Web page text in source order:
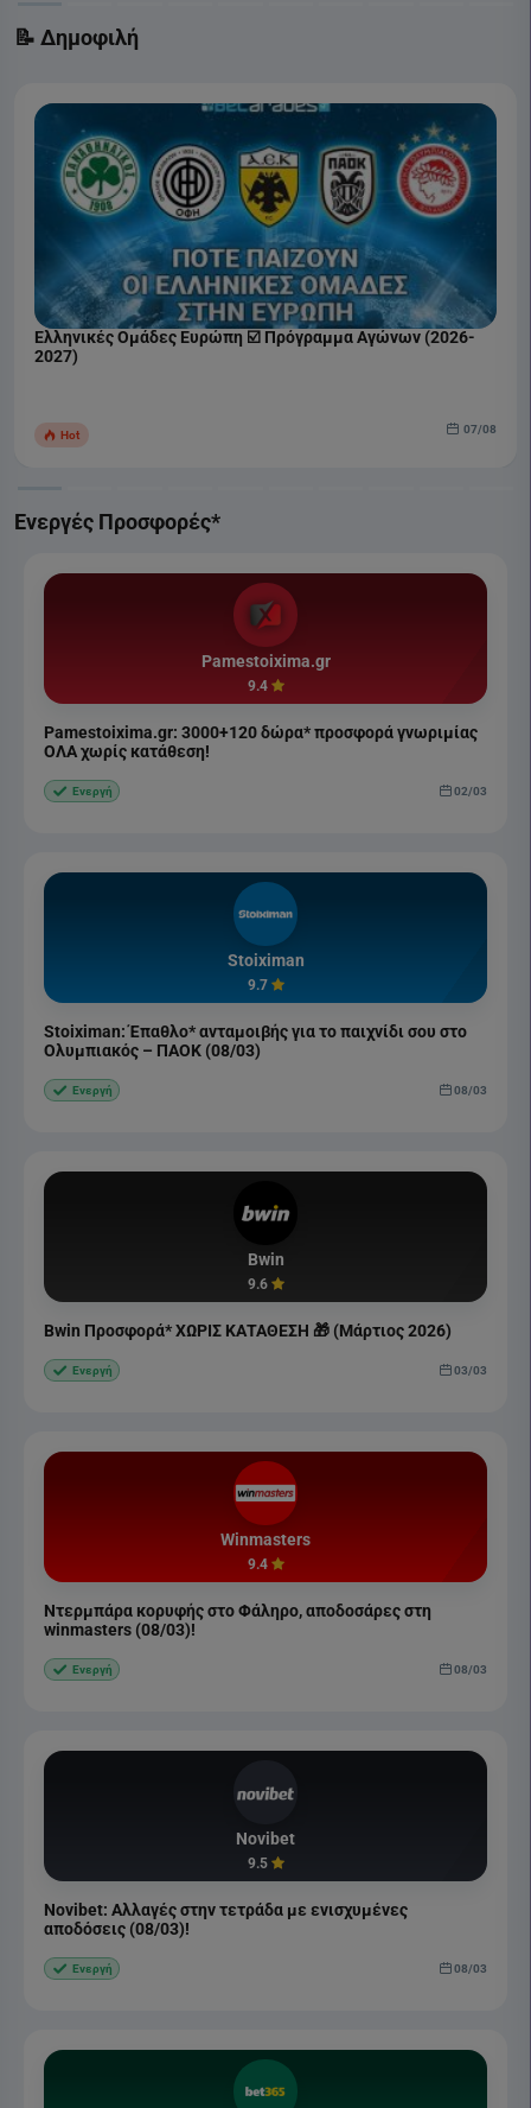
📝 Δημοφιλή
Ελληνικές Ομάδες Ευρώπη ☑️ Πρόγραμμα Αγώνων (2026-
2027)
Hot 07/08
Ενεργές Προσφορές*
Pamestoixima.gr
9.4
Pamestoixima.gr: 3000+120 δώρα* προσφορά γνωριμίας
ΟΛΑ χωρίς κατάθεση!
Ενεργή 02/03
Stoiximan
9.7
Stoiximan: Έπαθλο* ανταμοιβής για το παιχνίδι σου στο
Ολυμπιακός – ΠΑΟΚ (08/03)
Ενεργή 08/03
Bwin
9.6
Bwin Προσφορά* ΧΩΡΙΣ ΚΑΤΑΘΕΣΗ 🎁 (Μάρτιος 2026)
Ενεργή 03/03
Winmasters
9.4
Ντερμπάρα κορυφής στο Φάληρο, αποδοσάρες στη
winmasters (08/03)!
Ενεργή 08/03
Novibet
9.5
Novibet: Αλλαγές στην τετράδα με ενισχυμένες
αποδόσεις (08/03)!
Ενεργή 08/03